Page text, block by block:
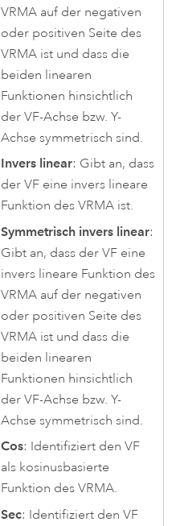
VRMA auf der negativen
oder positiven Seite des
VRMA ist und dass die
beiden linearen
Funktionen hinsichtlich
der VF-Achse bzw. Y-
Achse symmetrisch sind.
Invers linear: Gibt an, dass
der VF eine invers lineare
Funktion des VRMA ist.
Symmetrisch invers linear:
Gibt an, dass der VF eine
invers lineare Funktion des
VRMA auf der negativen
oder positiven Seite des
VRMA ist und dass die
beiden linearen
Funktionen hinsichtlich
der VF-Achse bzw. Y-
Achse symmetrisch sind.
Cos: Identifiziert den VF
als kosinusbasierte
Funktion des VRMA.
Sec: Identifiziert den VF